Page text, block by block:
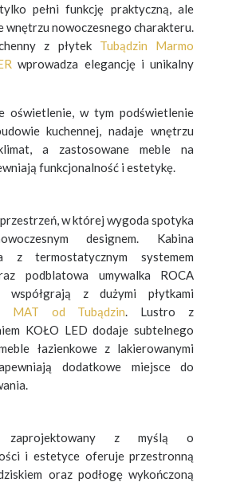
pełni funkcję praktyczną, ale
wnętrzu nowoczesnego charakteru.
z płytek Tubądzin Marmo
wprowadza elegancję i unikalny
oświetlenie, w tym podświetlenie
kuchennej, nadaje wnętrzu
a zastosowane meble na
funkcjonalność i estetykę.
w której wygoda spotyka
designem. Kabina
z termostatycznym systemem
podblatowa umywalka ROCA
współgrają z dużymi płytkami
MAT od Tubądzin. Lustro z
KOŁO LED dodaje subtelnego
łazienkowe z lakierowanymi
dodatkowe miejsce do
zaprojektowany z myślą o
i estetyce oferuje przestronną
oraz podłogę wykończoną